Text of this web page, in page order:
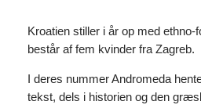
Kroatien stiller i år op med
består af fem kvinder fra Zagreb.
I deres nummer Andromeda
tekst, dels i historien og den